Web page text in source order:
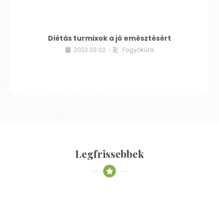
Diétás turmixok a jó emésztésért
2023.03.02. • Fogyókúra
Legfrissebbek